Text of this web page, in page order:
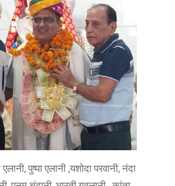
पुष्पा एलानी ,यशोदा परवानी, नंदा